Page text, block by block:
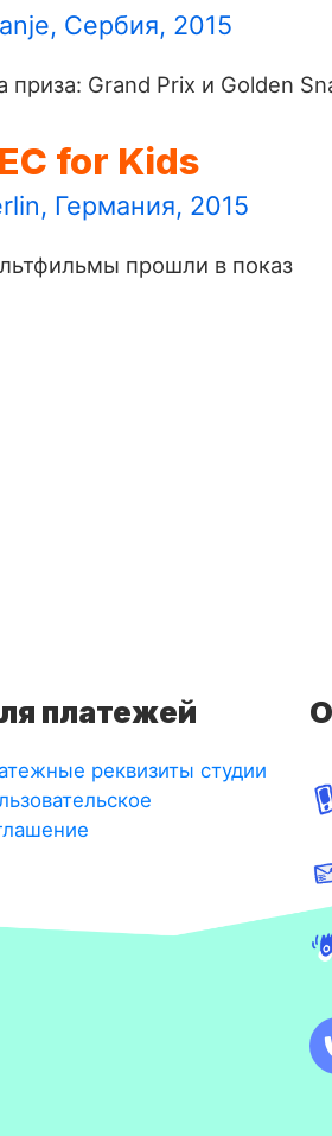
Сербия, 2015
приза: Grand Prix и Golden
for Kids
Германия, 2015
прошли в показ
платежей
реквизиты студии